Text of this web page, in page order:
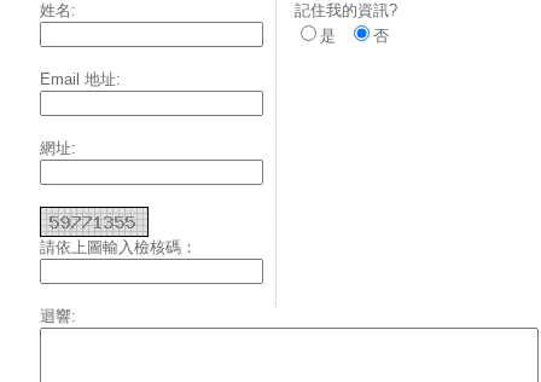
姓名:
Email 地址:
網址:
請依上圖輸入檢核碼：
記住我的資訊?
是
否
迴響: